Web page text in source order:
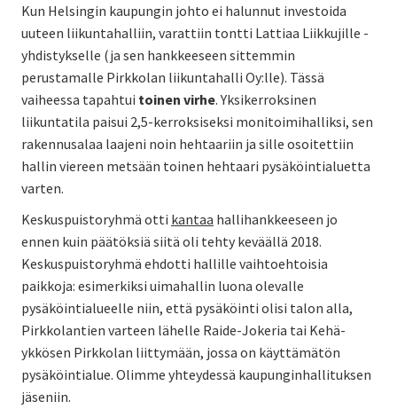
Kun Helsingin kaupungin johto ei halunnut investoida
uuteen liikuntahalliin, varattiin tontti Lattiaa Liikkujille -
yhdistykselle (ja sen hankkeeseen sittemmin
perustamalle Pirkkolan liikuntahalli Oy:lle). Tässä
vaiheessa tapahtui toinen virhe. Yksikerroksinen
liikuntatila paisui 2,5-kerroksiseksi monitoimihalliksi, sen
rakennusalaa laajeni noin hehtaariin ja sille osoitettiin
hallin viereen metsään toinen hehtaari pysäköintialuetta
varten.
Keskuspuistoryhmä otti kantaa hallihankkeeseen jo
ennen kuin päätöksiä siitä oli tehty keväällä 2018.
Keskuspuistoryhmä ehdotti hallille vaihtoehtoisia
paikkoja: esimerkiksi uimahallin luona olevalle
pysäköintialueelle niin, että pysäköinti olisi talon alla,
Pirkkolantien varteen lähelle Raide-Jokeria tai Kehä-
ykkösen Pirkkolan liittymään, jossa on käyttämätön
pysäköintialue. Olimme yhteydessä kaupunginhallituksen
jäseniin.